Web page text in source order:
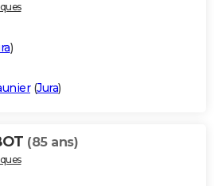
)
(Jura)
(85 ans)